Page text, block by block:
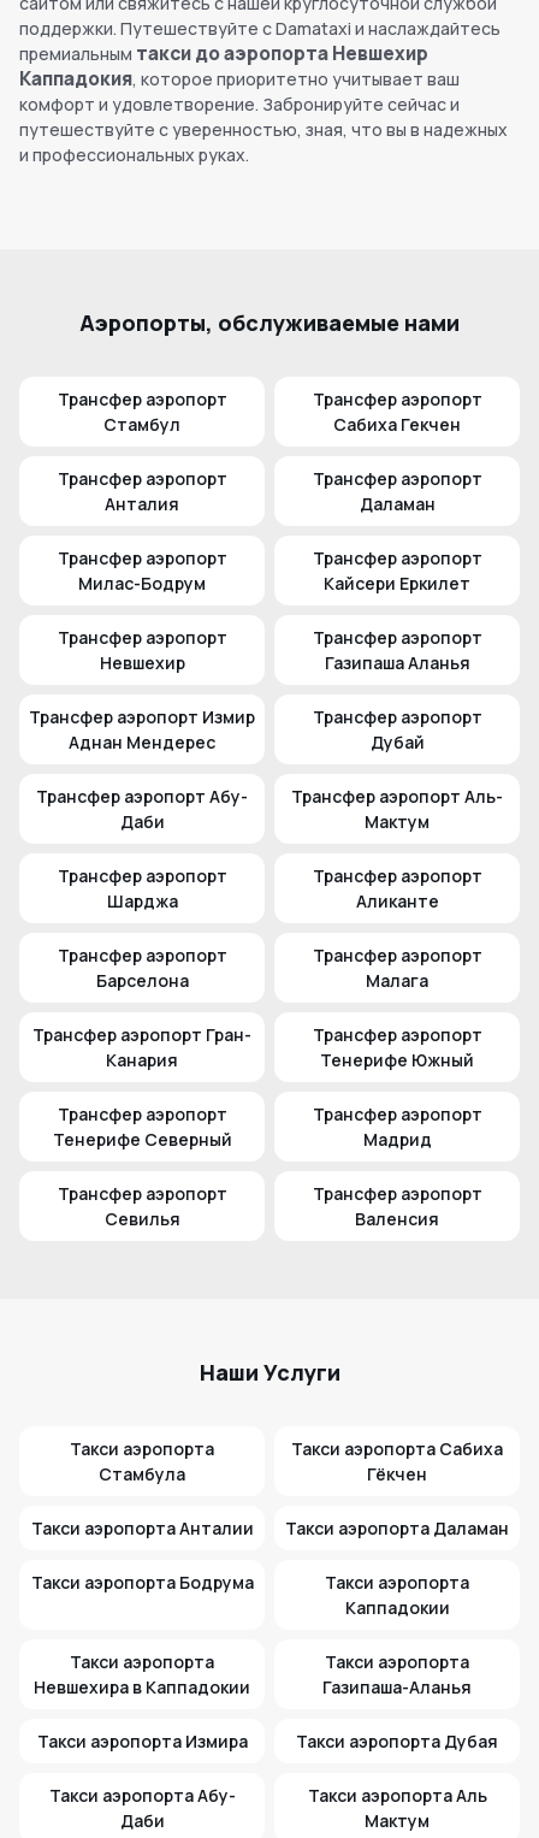
поддержки. Путешествуйте с Damataxi и наслаждайтесь
премиальным такси до аэропорта Невшехир
Каппадокия, которое приоритетно учитывает ваш
комфорт и удовлетворение. Забронируйте сейчас и
путешествуйте с уверенностью, зная, что вы в надежных
и профессиональных руках.
Аэропорты, обслуживаемые нами
Трансфер аэропорт
Стамбул
Трансфер аэропорт
Сабиха Гекчен
Трансфер аэропорт
Анталия
Трансфер аэропорт
Даламан
Трансфер аэропорт
Милас-Бодрум
Трансфер аэропорт
Кайсери Еркилет
Трансфер аэропорт
Невшехир
Трансфер аэропорт
Газипаша Аланья
Трансфер аэропорт Измир
Аднан Мендерес
Трансфер аэропорт
Дубай
Трансфер аэропорт Абу-
Даби
Трансфер аэропорт Аль-
Мактум
Трансфер аэропорт
Шарджа
Трансфер аэропорт
Аликанте
Трансфер аэропорт
Барселона
Трансфер аэропорт
Малага
Трансфер аэропорт Гран-
Канария
Трансфер аэропорт
Тенерифе Южный
Трансфер аэропорт
Тенерифе Северный
Трансфер аэропорт
Мадрид
Трансфер аэропорт
Севилья
Трансфер аэропорт
Валенсия
Наши Услуги
Такси аэропорта
Стамбула
Такси аэропорта Сабиха
Гёкчен
Такси аэропорта Анталии Такси аэропорта Даламан
Такси аэропорта Бодрума
Такси аэропорта
Каппадокии
Такси аэропорта
Невшехира в Каппадокии
Такси аэропорта
Газипаша-Аланья
Такси аэропорта Измира Такси аэропорта Дубая
Такси аэропорта Абу-
Даби
Такси аэропорта Аль
Мактум